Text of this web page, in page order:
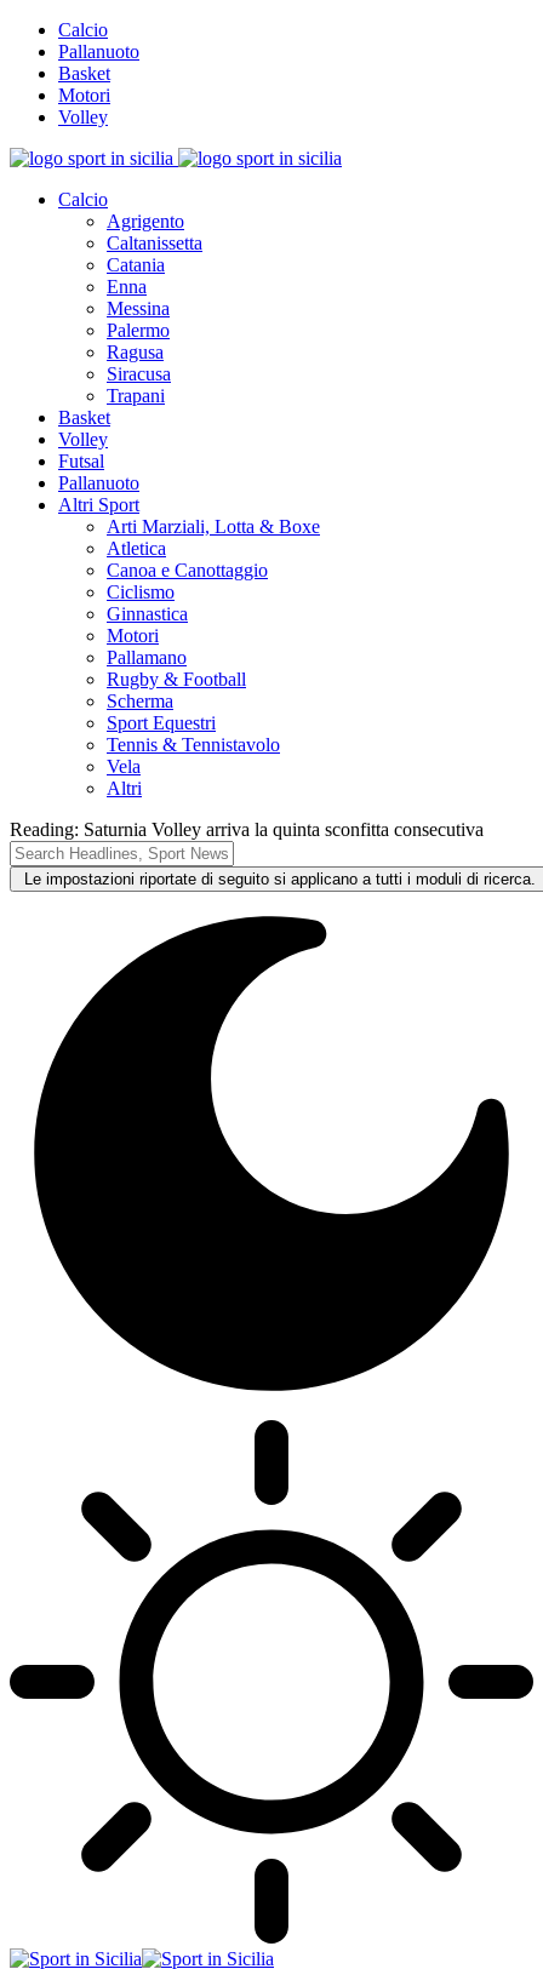
Calcio
Pallanuoto
Basket
Motori
Volley
Calcio
Agrigento
Caltanissetta
Catania
Enna
Messina
Palermo
Ragusa
Siracusa
Trapani
Basket
Volley
Futsal
Pallanuoto
Altri Sport
Arti Marziali, Lotta & Boxe
Atletica
Canoa e Canottaggio
Ciclismo
Ginnastica
Motori
Pallamano
Rugby & Football
Scherma
Sport Equestri
Tennis & Tennistavolo
Vela
Altri
Reading: Saturnia Volley arriva la quinta sconfitta consecutiva